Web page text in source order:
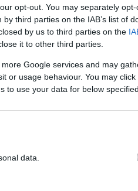
opt-out. You may separately
third parties on the IAB’s list of
by us to third parties on the
it to other third parties.
Google services and may
or usage behaviour. You may
to use your data for below
data.
Και οι μαϊμούδες έχουν
επιστήμονες ρίχνουν
"φιλίες" μεταξύ